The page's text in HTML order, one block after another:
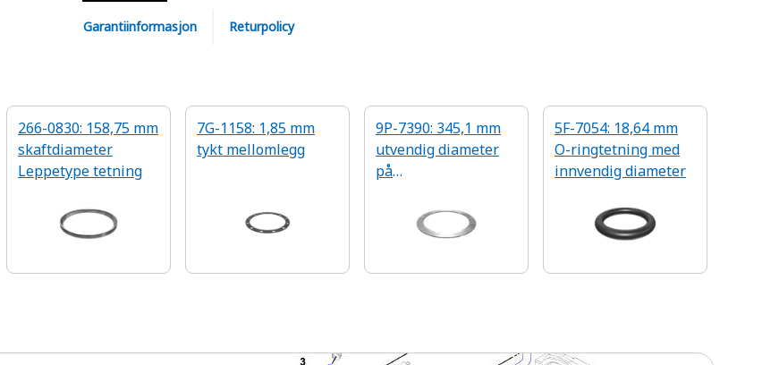
Garantiinformasjon Returpolicy
266-0830: 158,75 mm
skaftdiameter
Leppetype tetning
7G-1158: 1,85 mm
tykt mellomlegg
9P-7390: 345,1 mm
utvendig diameter
på
5F-7054: 18,64 mm
O-ringtetning med
innvendig diameter